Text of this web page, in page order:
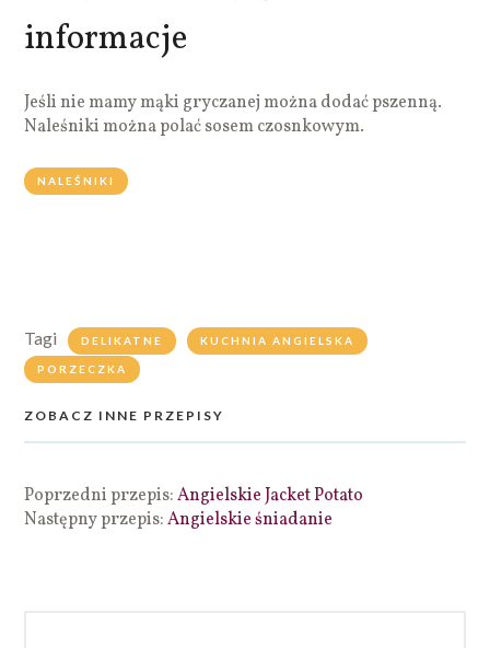
informacje
Jeśli nie mamy mąki gryczanej można dodać pszenną.
Naleśniki można polać sosem czosnkowym.
NALEŚNIKI
Tagi DELIKATNE KUCHNIA ANGIELSKA
PORZECZKA
ZOBACZ INNE PRZEPISY
Poprzedni przepis:Angielskie Jacket Potato
Następny przepis:Angielskie śniadanie